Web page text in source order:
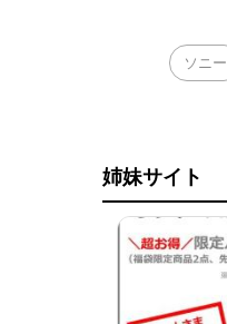
ソニー
姉妹サイト